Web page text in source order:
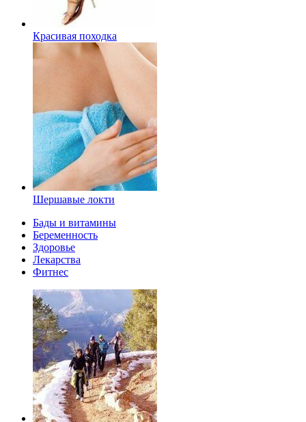
Красивая походка
Шершавые локти
Бады и витамины
Беременность
Здоровье
Лекарства
Фитнес